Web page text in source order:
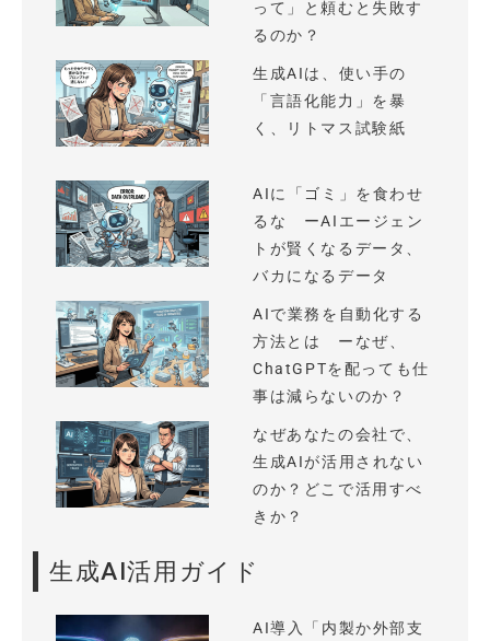
って」と頼むと失敗す
るのか？
生成AIは、使い手の
「言語化能力」を暴
く、リトマス試験紙
AIに「ゴミ」を食わせ
るな ーAIエージェン
トが賢くなるデータ、
バカになるデータ
AIで業務を自動化する
方法とは ーなぜ、
ChatGPTを配っても仕
事は減らないのか？
なぜあなたの会社で、
生成AIが活用されない
のか？どこで活用すべ
きか？
生成AI活用ガイド
AI導入「内製か外部支